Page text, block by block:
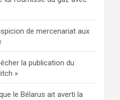
de mercenariat aux
la publication du
»
le Bélarus ait averti la